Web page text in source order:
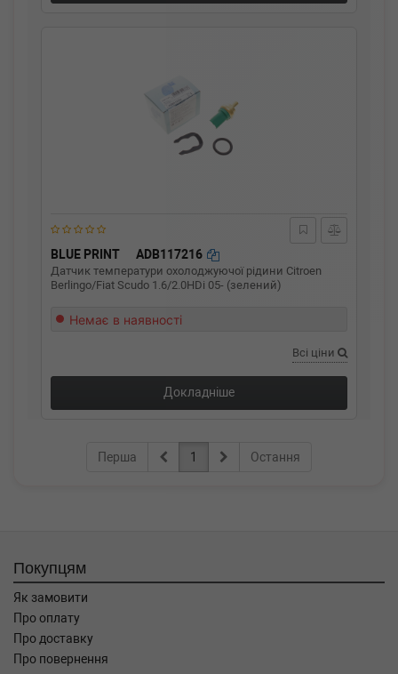
BLUE PRINT ADB117216
Датчик температури охолоджуючої рідини Citroen
Berlingo/Fiat Scudo 1.6/2.0HDi 05- (зелений)
Немає в наявності
Всі ціни
Докладніше
Перша 1 Остання
Покупцям
Як замовити
Про оплату
Про доставку
Про повернення